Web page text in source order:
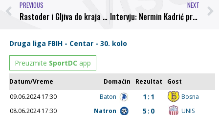
PREVIOUS
Rastoder i Gljiva do kraja sezone u visočkoj Bosni
NEXT
Intervju: Nermin Kadrić predsjednik NK Bosna Visoko